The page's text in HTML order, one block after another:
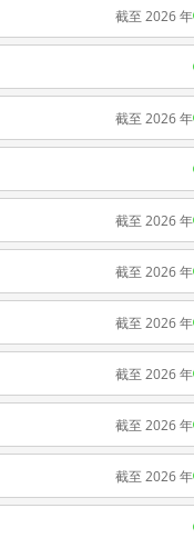
截至 2026 年
截至 2026 年
截至 2026 年
截至 2026 年
截至 2026 年
截至 2026 年
截至 2026 年
截至 2026 年